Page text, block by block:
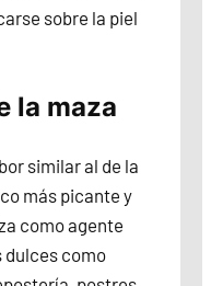
sobre la piel
la maza
similar al de la
más picante y
como agente
como